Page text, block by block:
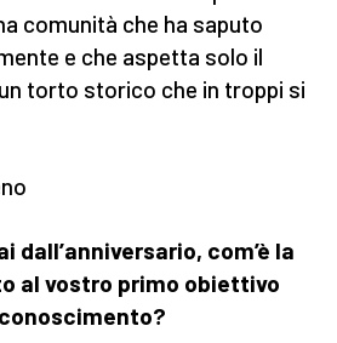
comunità che ha saputo
e che aspetta solo il
torto storico che in troppi si
dall’anniversario, com’è la
al vostro primo obiettivo